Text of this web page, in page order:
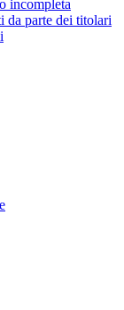
incompleta
da parte dei titolari